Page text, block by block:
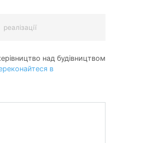
реалізації
над будівництвом
в